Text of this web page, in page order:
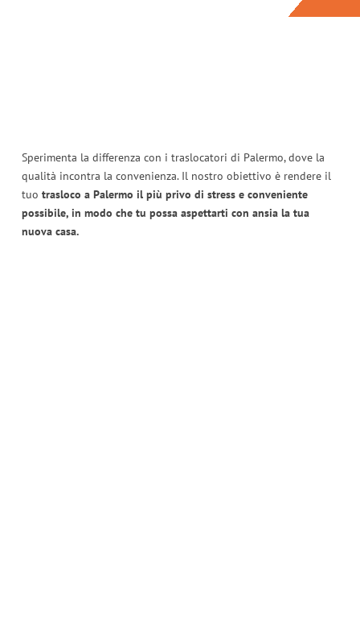
Sperimenta la differenza con i traslocatori di Palermo, dove la
qualità incontra la convenienza. Il nostro obiettivo è rendere il
tuo trasloco a Palermo il più privo di stress e conveniente
possibile, in modo che tu possa aspettarti con ansia la tua
nuova casa.